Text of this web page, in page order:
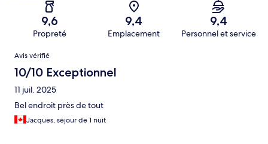
9,6
Propreté
9,4
Emplacement
9,4
Personnel et service
Avis
Avis vérifié
10/10 Exceptionnel
11 juil. 2025
Bel endroit près de tout
Jacques, séjour de 1 nuit